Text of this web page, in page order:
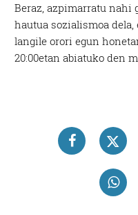
Beraz, azpimarratu nahi
hautua sozialismoa
langile orori egun
20:00etan abiatuko den